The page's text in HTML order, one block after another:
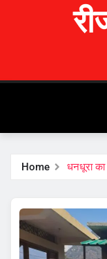
Home धनधूरा का